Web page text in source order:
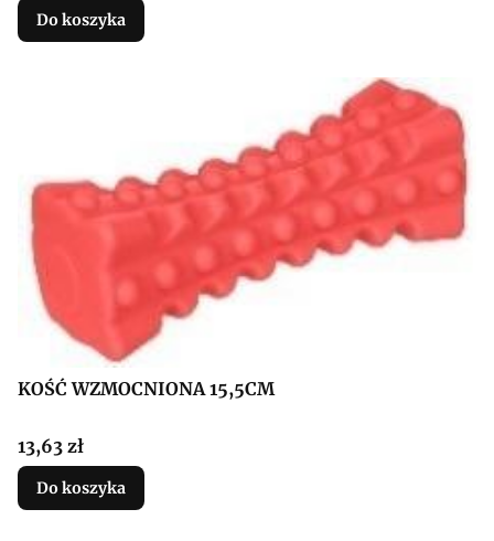
Do koszyka
KOŚĆ WZMOCNIONA 15,5CM
Cena
13,63 zł
Do koszyka